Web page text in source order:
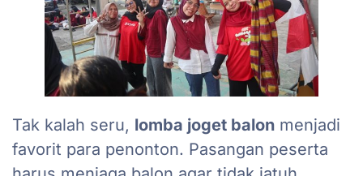
Tak kalah seru, lomba joget balon menjadi
favorit para penonton. Pasangan peserta